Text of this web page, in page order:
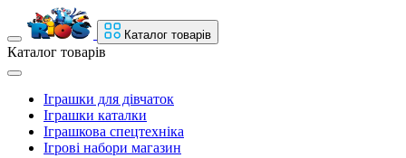
Каталог товарів
Каталог товарів
Іграшки для дівчаток
Іграшки каталки
Іграшкова спецтехніка
Ігрові набори магазин